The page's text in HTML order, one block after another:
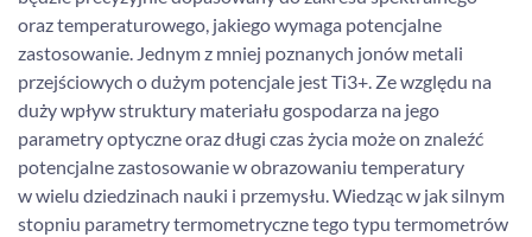
oraz temperaturowego, jakiego wymaga potencjalne
zastosowanie. Jednym z mniej poznanych jonów metali
przejściowych o dużym potencjale jest Ti3+. Ze względu na
duży wpływ struktury materiału gospodarza na jego
parametry optyczne oraz długi czas życia może on znaleźć
potencjalne zastosowanie w obrazowaniu temperatury
w wielu dziedzinach nauki i przemysłu. Wiedząc w jak silnym
stopniu parametry termometryczne tego typu termometrów